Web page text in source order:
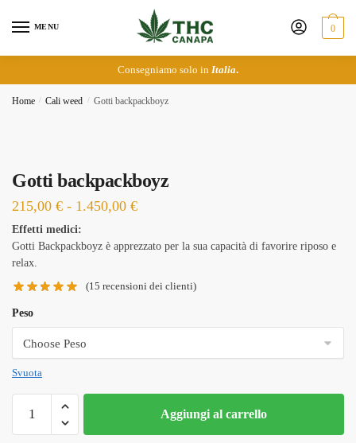
MENU 0
Consegniamo solo in Italia.
Home / Cali weed / Gotti backpackboyz
Gotti backpackboyz
215,00 € - 1.450,00 €Fascia
prezzo:
215,00 €
Effetti medici:
Gotti Backpackboyz è apprezzato per la sua capacità di favorire riposo e
relax.
(15 recensioni dei clienti)
Peso
Svuota
backpackboyz
Aggiungi al carrello